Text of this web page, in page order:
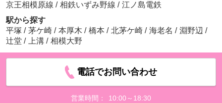
京王相模原線 / 相鉄いずみ野線 / 江ノ島電鉄
駅から探す
平塚 / 茅ケ崎 / 本厚木 / 橋本 / 北茅ケ崎 / 海老名 / 淵野辺 /
辻堂 / 上溝 / 相模大野
電話でお問い合わせ
営業時間：
10:00～18:30